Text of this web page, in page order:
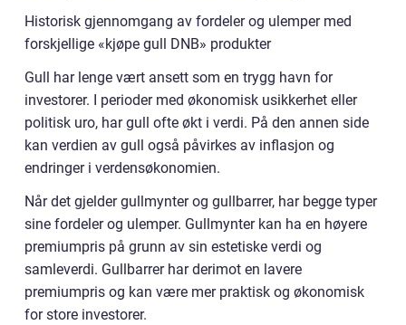
Historisk gjennomgang av fordeler og ulemper med
forskjellige «kjøpe gull DNB» produkter
Gull har lenge vært ansett som en trygg havn for
investorer. I perioder med økonomisk usikkerhet eller
politisk uro, har gull ofte økt i verdi. På den annen side
kan verdien av gull også påvirkes av inflasjon og
endringer i verdensøkonomien.
Når det gjelder gullmynter og gullbarrer, har begge typer
sine fordeler og ulemper. Gullmynter kan ha en høyere
premiumpris på grunn av sin estetiske verdi og
samleverdi. Gullbarrer har derimot en lavere
premiumpris og kan være mer praktisk og økonomisk
for store investorer.